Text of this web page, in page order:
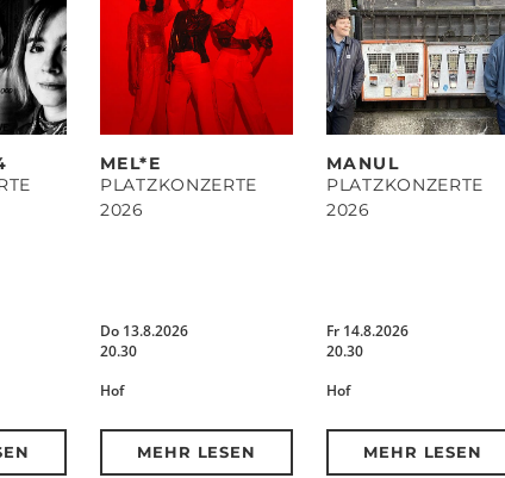
MEL*E
PLATZKONZERTE
2026
Do 13.8.2026
20.30
Hof
MEHR LESEN
MANUL
PLATZKONZERTE
2026
Fr 14.8.2026
20.30
Hof
MEHR LESEN